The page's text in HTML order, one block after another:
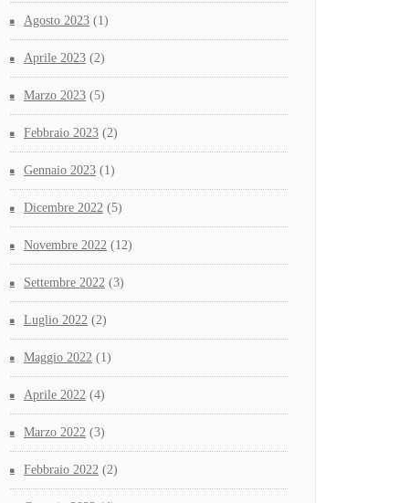
Agosto 2023 (1)
Aprile 2023 (2)
Marzo 2023 (5)
Febbraio 2023 (2)
Gennaio 2023 (1)
Dicembre 2022 (5)
Novembre 2022 (12)
Settembre 2022 (3)
Luglio 2022 (2)
Maggio 2022 (1)
Aprile 2022 (4)
Marzo 2022 (3)
Febbraio 2022 (2)